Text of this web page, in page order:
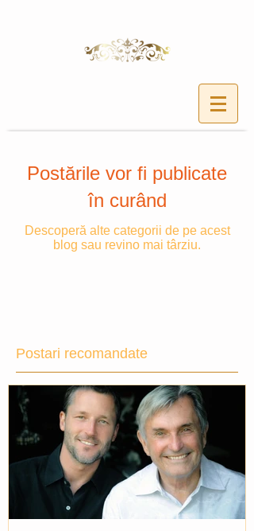
Postările vor fi publicate
în curând
Descoperă alte categorii de pe acest
blog sau revino mai târziu.
Postari recomandate